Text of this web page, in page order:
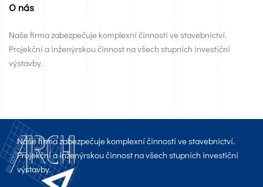
O nás
Naše firma zabezpečuje komplexní činnosti ve stavebnictví.
Projekční a inženýrskou činnost na všech stupních investiční
výstavby.
Naše firma zabezpečuje komplexní činnosti ve stavebnictví.
Projekční a inženýrskou činnost na všech stupních investiční
výstavby.